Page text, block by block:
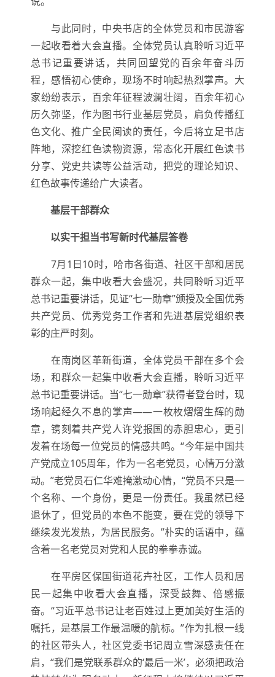
与此同时，中央书店的全体党员和市民游客
一起收看着大会直播。全体党员认真聆听习近平
总书记重要讲话，共同回望党的百余年奋斗历
程，感悟初心使命，现场不时响起热烈掌声。大
家纷纷表示，百余年征程波澜壮阔，百余年初心
历久弥坚，作为图书行业基层党员，肩负传播红
色文化、推广全民阅读的责任，今后将立足书店
阵地，深挖红色读物资源，常态化开展红色读书
分享、党史共读等公益活动，把党的理论知识、
红色故事传递给广大读者。
基层干部群众
以实干担当书写新时代基层答卷
7月1日10时，哈市各街道、社区干部和居民
群众一起，集中收看大会盛况，共同聆听习近平
总书记重要讲话，见证“七一勋章”颁授及全国优秀
共产党员、优秀党务工作者和先进基层党组织表
彰的庄严时刻。
在南岗区革新街道，全体党员干部在多个会
场，和群众一起集中收看大会直播，聆听习近平
总书记重要讲话。当“七一勋章”获得者登台时，现
场响起经久不息的掌声——一枚枚熠熠生辉的勋
章，镌刻着共产党人许党报国的赤胆忠心，更引
发着在场每一位党员的情感共鸣。“今年是中国共
产党成立105周年，作为一名老党员，心情万分激
动。”老党员石仁华难掩激动心情，“党员不只是一
个名称、一个身份，更是一份责任。我虽然已经
退休了，但党员的本色不能变，要在党的领导下
继续发光发热，为居民服务。”朴实的话语中，蕴
含着一名老党员对党和人民的拳拳赤诚。
在平房区保国街道花卉社区，工作人员和居
民一起集中收看大会直播，深受鼓舞、倍感振
奋。“习近平总书记让老百姓过上更加美好生活的
嘱托，是基层工作最温暖的航标。”作为扎根一线
的社区带头人，社区党委书记周立雪深感责任在
肩，“我们是党联系群众的‘最后一米’，必须把政治